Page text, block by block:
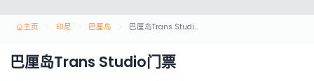
主页 印尼 巴厘岛 巴厘岛Trans Studio门票
巴厘岛Trans Studio门票